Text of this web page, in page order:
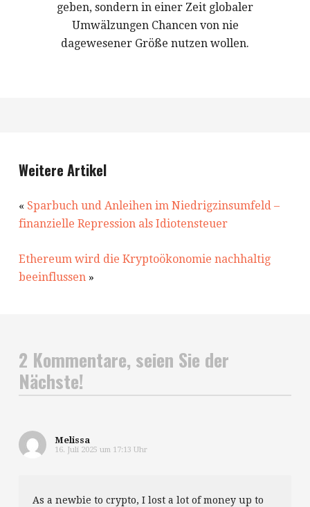
geben, sondern in einer Zeit globaler
Umwälzungen Chancen von nie
dagewesener Größe nutzen wollen.
Weitere Artikel
« Sparbuch und Anleihen im Niedrigzinsumfeld –
finanzielle Repression als Idiotensteuer
Ethereum wird die Kryptoökonomie nachhaltig
beeinflussen»
2 Kommentare, seien Sie der
Nächste!
Melissa
16. Juli 2025 um 17:13 Uhr
As a newbie to crypto, I lost a lot of money up to